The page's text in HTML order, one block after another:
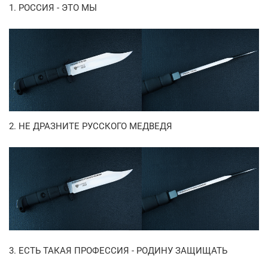
1. РОССИЯ - ЭТО МЫ
2. НЕ ДРАЗНИТЕ РУССКОГО МЕДВЕДЯ
3. ЕСТЬ ТАКАЯ ПРОФЕССИЯ - РОДИНУ ЗАЩИЩАТЬ